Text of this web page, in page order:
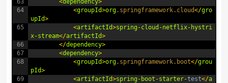
63
64
65
66
67
68
69
<dependency>
<groupId>org.springframework.cloud</gro
upId>
<artifactId>spring -cloud -netflix- hystri
x-stream</artifactId>
</dependency>
<dependency>
<groupId>org.springframework.boot</grou
pId>
<artifactId>spring - boot -starter-test</a